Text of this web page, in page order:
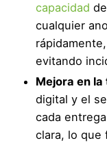
capacidad
cualquier
evitando
Mejora en
digital y el
cada
clara, lo que